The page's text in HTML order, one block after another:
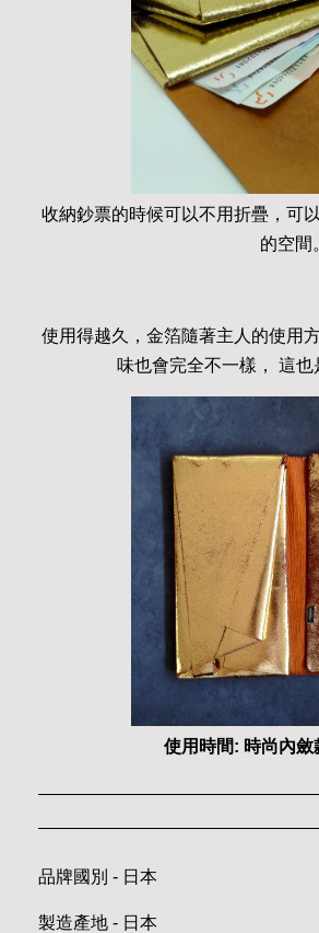
收納鈔票的時候可以不用折疊，可
的空間
使用得越久，金箔隨著主人的使用
味也會完全不一樣， 這
使用時間: 時尚內斂
品牌國別 - 日本
製造產地 - 日本